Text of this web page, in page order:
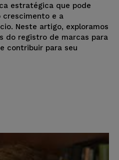
estratégica que pode
e a
Neste artigo, exploramos
do registro de marcas para
contribuir para seu